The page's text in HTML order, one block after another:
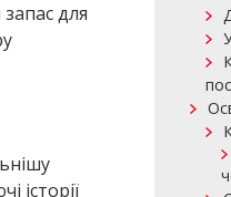
для
історії